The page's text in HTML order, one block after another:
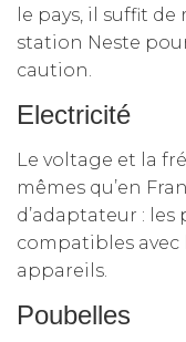
le pays, il suffit
station Neste
caution.
Electricité
Le voltage et la
mêmes qu’en
d’adaptateur :
compatibles avec
appareils.
Poubelles